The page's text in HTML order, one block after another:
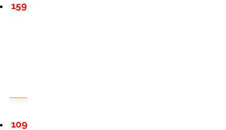
159
109